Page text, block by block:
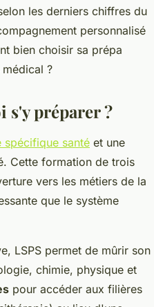
les derniers chiffres du
personnalisé
bien choisir sa prépa
?
s'y préparer ?
spécifique santé et une
Cette formation de trois
vers les métiers de la
que le système
LSPS permet de mûrir son
chimie, physique et
pour accéder aux filières